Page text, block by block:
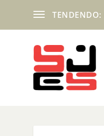
TENDENDO: